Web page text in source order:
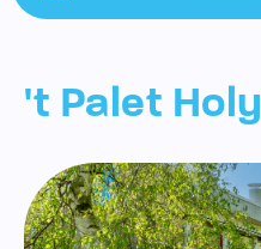
't Palet Holy